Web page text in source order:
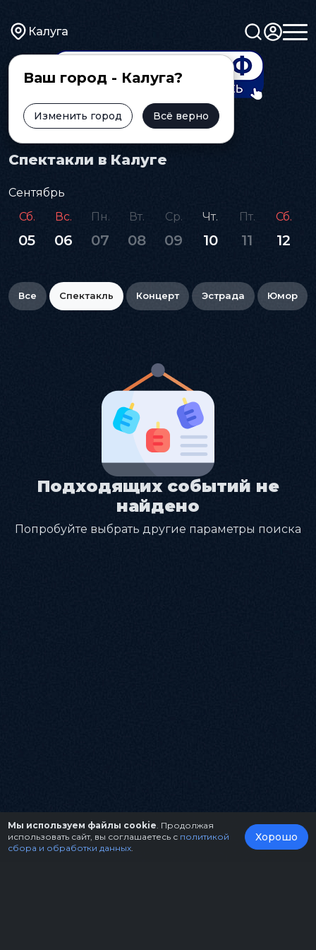
Калуга
Ваш город - Калуга?
Изменить город Всё верно
Главная Афиша Спектакль
Спектакли в Калуге
Сентябрь
Сб.
05
Вс.
06
Пн.
07
Вт.
08
Ср.
09
Чт.
10
Пт.
11
Сб.
12
Все Спектакль Концерт Эстрада Юмор
Подходящих событий не
найдено
Попробуйте выбрать другие параметры поиска
Мы используем файлы cookie . Продолжая
использовать сайт, вы соглашаетесь с политикой
сбора и обработки данных
Хорошо